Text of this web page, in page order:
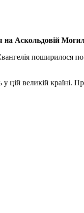
на Аскольдовій
поширилося
великій країні.